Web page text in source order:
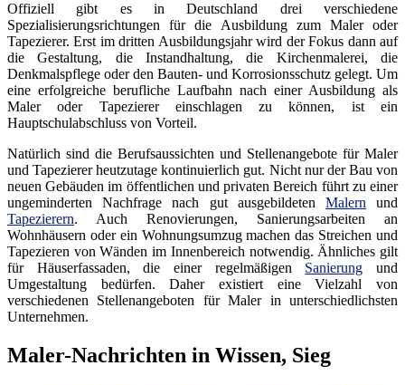
Offiziell gibt es in Deutschland drei verschiedene
Spezialisierungsrichtungen für die Ausbildung zum Maler oder
Tapezierer. Erst im dritten Ausbildungsjahr wird der Fokus dann auf
die Gestaltung, die Instandhaltung, die Kirchenmalerei, die
Denkmalspflege oder den Bauten- und Korrosionsschutz gelegt. Um
eine erfolgreiche berufliche Laufbahn nach einer Ausbildung als
Maler oder Tapezierer einschlagen zu können, ist ein
Hauptschulabschluss von Vorteil.
Natürlich sind die Berufsaussichten und Stellenangebote für Maler
und Tapezierer heutzutage kontinuierlich gut. Nicht nur der Bau von
neuen Gebäuden im öffentlichen und privaten Bereich führt zu einer
ungeminderten Nachfrage nach gut ausgebildeten Malern und
Tapezierern. Auch Renovierungen, Sanierungsarbeiten an
Wohnhäusern oder ein Wohnungsumzug machen das Streichen und
Tapezieren von Wänden im Innenbereich notwendig. Ähnliches gilt
für Häuserfassaden, die einer regelmäßigen Sanierung und
Umgestaltung bedürfen. Daher existiert eine Vielzahl von
verschiedenen Stellenangeboten für Maler in unterschiedlichsten
Unternehmen.
Maler-Nachrichten in Wissen, Sieg